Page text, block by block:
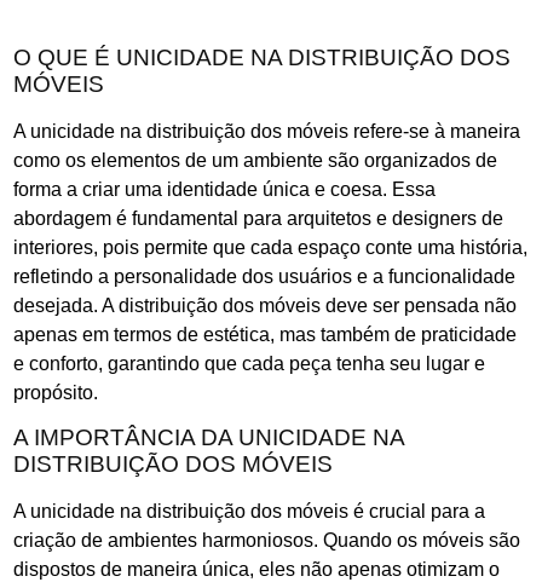
O QUE É UNICIDADE NA DISTRIBUIÇÃO DOS
MÓVEIS
A unicidade na distribuição dos móveis refere-se à maneira
como os elementos de um ambiente são organizados de
forma a criar uma identidade única e coesa. Essa
abordagem é fundamental para arquitetos e designers de
interiores, pois permite que cada espaço conte uma história,
refletindo a personalidade dos usuários e a funcionalidade
desejada. A distribuição dos móveis deve ser pensada não
apenas em termos de estética, mas também de praticidade
e conforto, garantindo que cada peça tenha seu lugar e
propósito.
A IMPORTÂNCIA DA UNICIDADE NA
DISTRIBUIÇÃO DOS MÓVEIS
A unicidade na distribuição dos móveis é crucial para a
criação de ambientes harmoniosos. Quando os móveis são
dispostos de maneira única, eles não apenas otimizam o